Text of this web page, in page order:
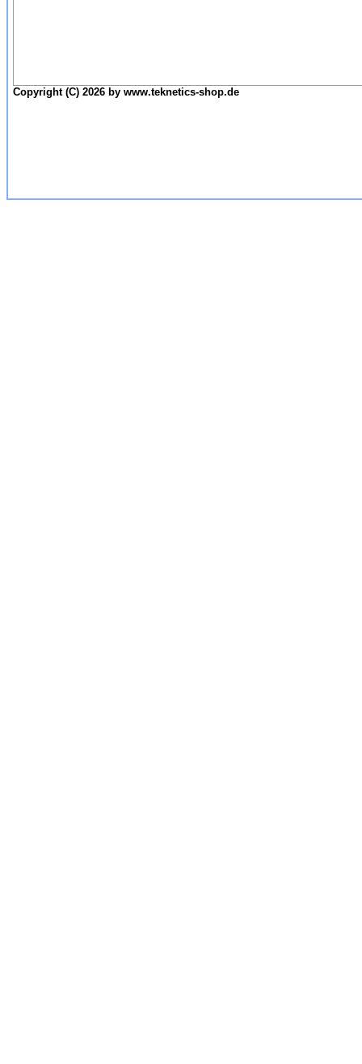
Copyright (C) 2026 by www.teknetics-shop.de